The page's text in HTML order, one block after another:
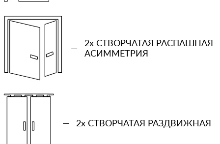
—
2x СТВОРЧАТАЯ РАСПАШНАЯ
АСИММЕТРИЯ
— 2x СТВОРЧАТАЯ РАЗДВИЖНАЯ
Ваш телефон
Количество проемов
Ваша примерная смета на двери